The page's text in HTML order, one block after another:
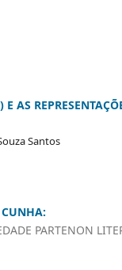
AS
Santos
PARTENON